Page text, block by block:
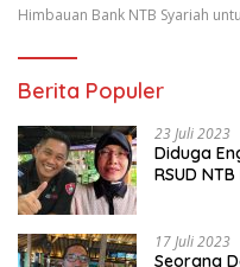
Himbauan Bank NTB Syariah
Berita Populer
23 Juli 2023
Diduga
RSUD
17 Juli 2023
Seorang